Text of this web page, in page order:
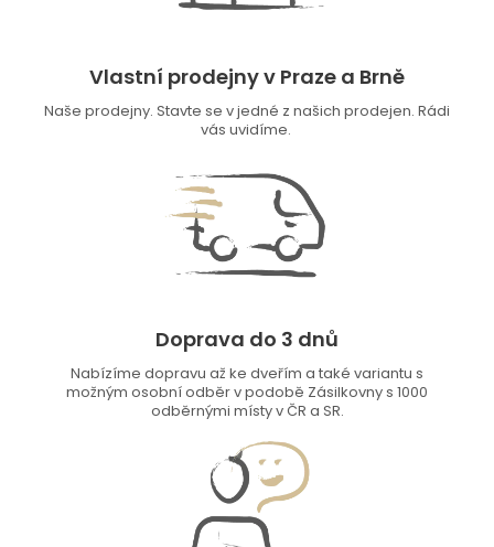
Vlastní prodejny v Praze a Brně
Naše prodejny. Stavte se v jedné z našich prodejen. Rádi
vás uvidíme.
Doprava do 3 dnů
Nabízíme dopravu až ke dveřím a také variantu s
možným osobní odběr v podobě Zásilkovny s 1000
odběrnými místy v ČR a SR.